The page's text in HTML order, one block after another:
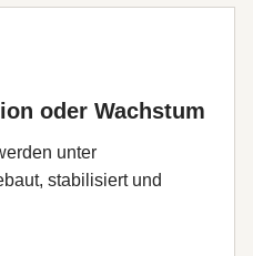
oder Wachstum
unter
stabilisiert und